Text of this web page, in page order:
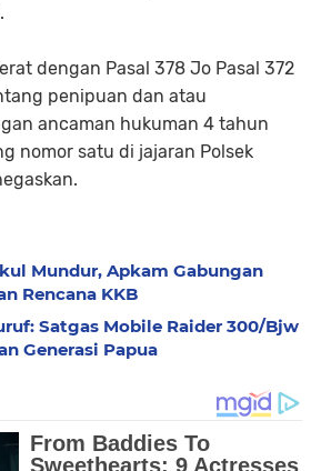
dengan Pasal 378 Jo Pasal 372
penipuan dan atau
ancaman hukuman 4 tahun
nomor satu di jajaran Polsek
Mundur, Apkam Gabungan
Rencana KKB
Satgas Mobile Raider 300/Bjw
Generasi Papua